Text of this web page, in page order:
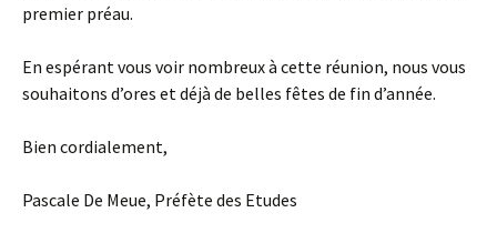
premier préau.
En espérant vous voir nombreux à cette réunion, nous vous
souhaitons d’ores et déjà de belles fêtes de fin d’année.
Bien cordialement,
Pascale De Meue, Préfète des Etudes